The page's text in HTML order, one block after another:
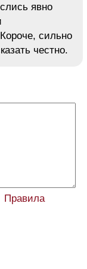
явно
сильно
честно.
Правила